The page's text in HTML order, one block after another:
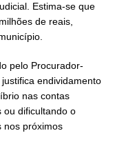
Estima-se que
de reais,
pelo Procurador-
endividamento
nas contas
ou dificultando o
nos próximos